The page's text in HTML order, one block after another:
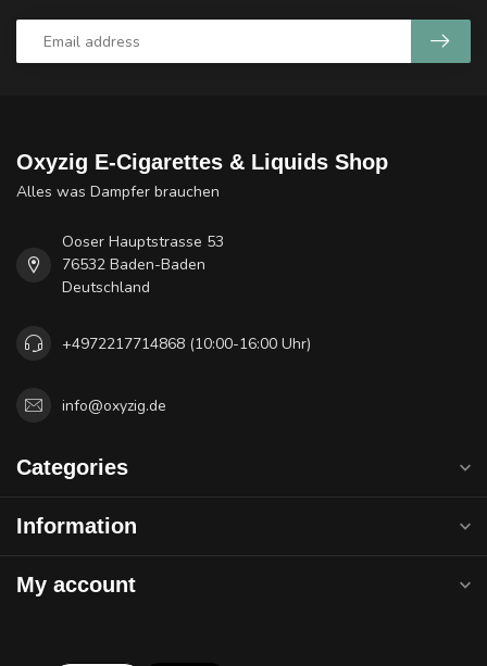
Oxyzig E-Cigarettes & Liquids Shop
Alles was Dampfer brauchen
Ooser Hauptstrasse 53
76532 Baden-Baden
Deutschland
+4972217714868 (10:00-16:00 Uhr)
info@oxyzig.de
Categories
Information
My account